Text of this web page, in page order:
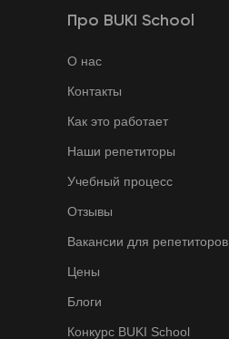
Про BUKI School
О нас
Контакты
Как это работает
Наши репетиторы
Учебный процесс
Отзывы
Вакансии для репетиторов
Цены
Блоги
Конкурс BUKI School